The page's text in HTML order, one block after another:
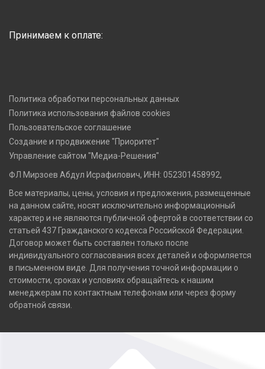
Принимаем к оплате:
Политика обработки персональных данных
Политика использования файлов cookies
Пользовательское соглашение
Создание и продвижение "Приоритет"
Управление сайтом "Медиа-Решения"
ФЛ Мирзоев Абдул Исрафилович, ИНН: 052301458992,
Все материалы, цены, условия и предложения, размещенные
на данном сайте, носят исключительно информационный
характер и не являются публичной офертой в соответствии со
статьей 437 Гражданского кодекса Российской Федерации.
Договор может быть составлен только после
индивидуального согласования всех деталей и оформляется
в письменном виде. Для получения точной информации о
стоимости, сроках и условиях обращайтесь к нашим
менеджерам по контактным телефонам или через форму
обратной связи.